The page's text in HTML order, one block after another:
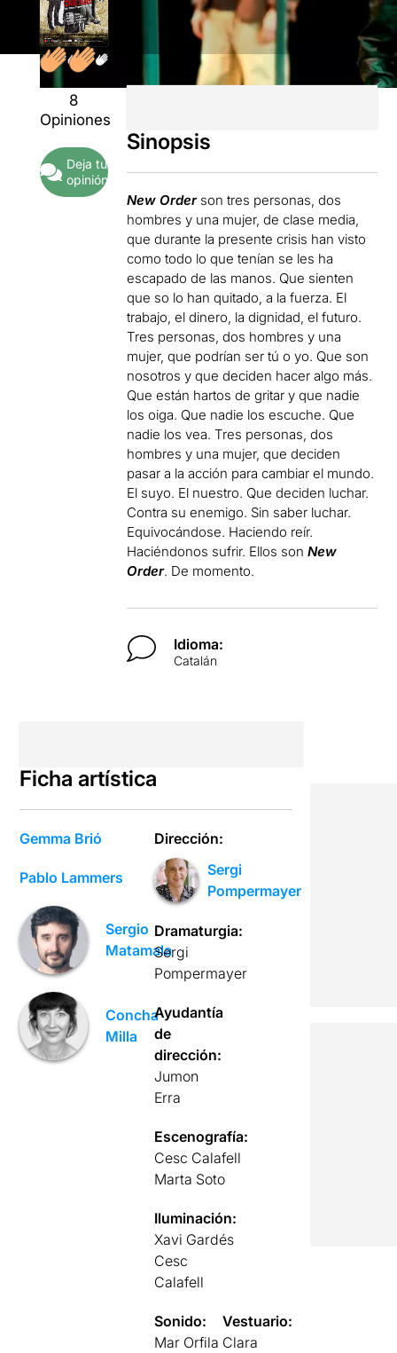
8
Opiniones
Deja tu
opinión
Sinopsis
New Orderson tres personas, dos
hombres y una mujer, de clase media,
que durante la presente crisis han visto
como todo lo que tenían se les ha
escapado de las manos. Que sienten
que so lo han quitado, a la fuerza. El
trabajo, el dinero, la dignidad, el futuro.
Tres personas, dos hombres y una
mujer, que podrían ser tú o yo. Que son
nosotros y que deciden hacer algo más.
Que están hartos de gritar y que nadie
los oiga. Que nadie los escuche. Que
nadie los vea. Tres personas, dos
hombres y una mujer, que deciden
pasar a la acción para cambiar el mundo.
El suyo. El nuestro. Que deciden luchar.
Contra su enemigo. Sin saber luchar.
Equivocándose. Haciendo reír.
Haciéndonos sufrir. Ellos sonNew
Order. De momento.
Idioma:
Catalán
Ficha artística
Gemma Brió
Pablo Lammers
Sergio
Matamala
Concha
Milla
Dirección:
Sergi
Pompermayer
Dramaturgia:
Sergi
Pompermayer
Ayudantía
de
dirección:
Jumon
Erra
Escenografía:
Cesc Calafell
Marta Soto
Iluminación:
Xavi Gardés
Cesc
Calafell
Sonido:
Mar Orfila
Vestuario:
Clara